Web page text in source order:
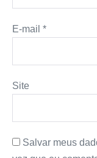
E-mail *
Site
Salvar meus